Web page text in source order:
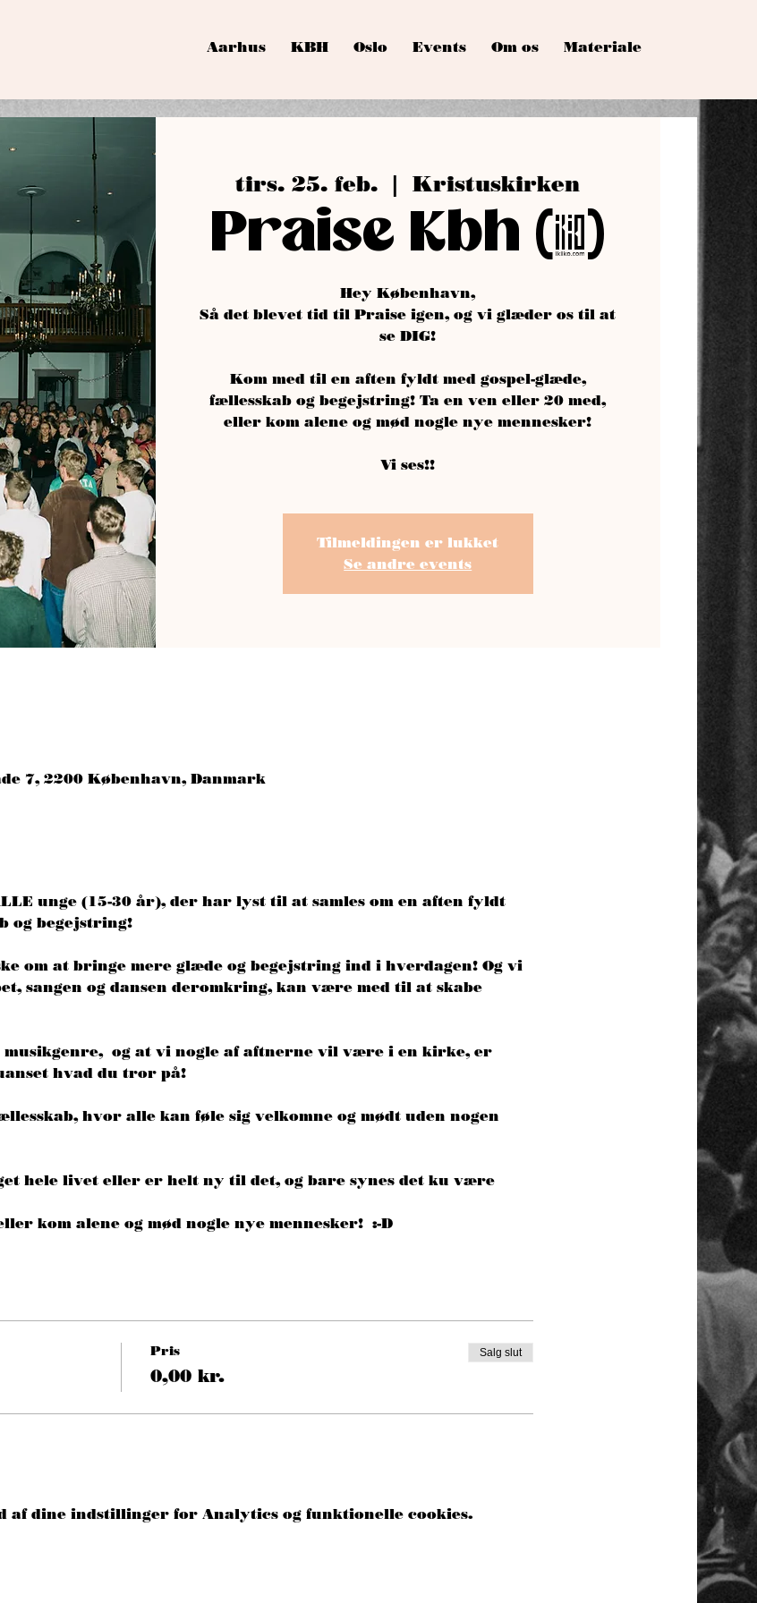
Aarhus KBH Oslo Events Om os Materiale
tirs. 25. feb.
  |
Kristuskirken
Praise Kbh (1)
Hey København,
Så det blevet tid til Praise igen, og vi glæder os til at
se DIG!
Kom med til en aften fyldt med gospel-glæde,
fællesskab og begejstring! Ta en ven eller 20 med,
eller kom alene og mød nogle nye mennesker!
Vi ses!!
Tilmeldingen er lukket
Se andre events
7, 2200 København, Danmark
unge (15-30 år), der har lyst til at samles om en aften fyldt
og begejstring!
om at bringe mere glæde og begejstring ind i hverdagen! Og vi
sangen og dansen deromkring, kan være med til at skabe
musikgenre,  og at vi nogle af aftnerne vil være i en kirke, er
hvad du tror på!
hvor alle kan føle sig velkomne og mødt uden nogen
hele livet eller er helt ny til det, og bare synes det ku være
kom alene og mød nogle nye mennesker!  :-D
Pris
0,00 kr.
Salg slut
af dine indstillinger for Analytics og funktionelle cookies.